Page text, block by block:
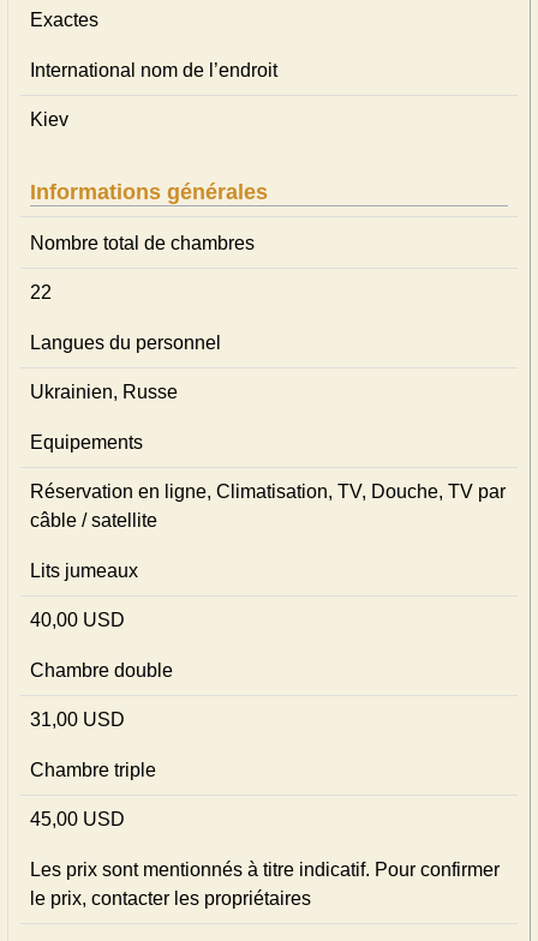
Exactes
International nom de l’endroit
Kiev
Informations générales
Nombre total de chambres
22
Langues du personnel
Ukrainien, Russe
Equipements
Réservation en ligne, Climatisation, TV, Douche, TV par
câble / satellite
Lits jumeaux
40,00 USD
Chambre double
31,00 USD
Chambre triple
45,00 USD
Les prix sont mentionnés à titre indicatif. Pour confirmer
le prix, contacter les propriétaires